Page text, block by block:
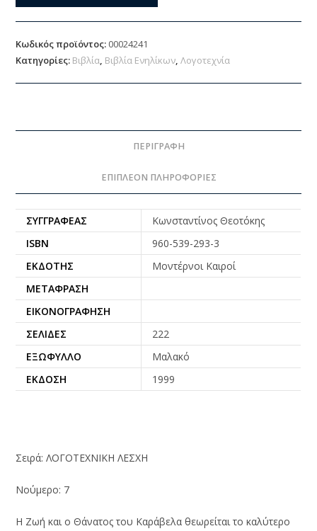
Κωδικός προϊόντος: 00024241
Κατηγορίες: Βιβλία, Βιβλία Ενηλίκων,Λογοτεχνία
ΠΕΡΙΓΡΑΦΉ
ΕΠΙΠΛΈΟΝ ΠΛΗΡΟΦΟΡΊΕΣ
ΣΥΓΓΡΑΦΈΑΣ
Κωνσταντίνος Θεοτόκης
ISBN
960-539-293-3
ΕΚΔΌΤΗΣ
Μοντέρνοι Καιροί
ΜΕΤΆΦΡΑΣΗ
ΕΙΚΟΝΟΓΡΆΦΗΣΗ
ΣΕΛΊΔΕΣ
222
ΕΞΏΦΥΛΛΟ
Μαλακό
ΈΚΔΟΣΗ
1999
Σειρά: ΛΟΓΟΤΕΧΝΙΚΗ ΛΕΣΧΗ
Νούμερο: 7
Η Ζωή και ο Θάνατος του Καράβελα θεωρείται το καλύτερο